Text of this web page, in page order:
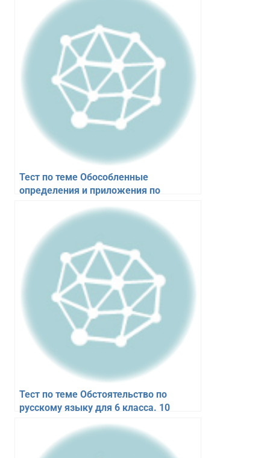
Тест по теме Обособленные
определения и приложения по
Тест по теме Обстоятельство по
русскому языку для 6 класса. 10